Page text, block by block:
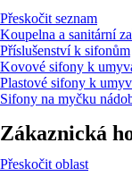
Přeskočit seznam
Koupelna a sanitární
Příslušenství k sifonům
Kovové sifony k
Plastové sifony k
Sifony na myčku
Zákaznická
Přeskočit oblast